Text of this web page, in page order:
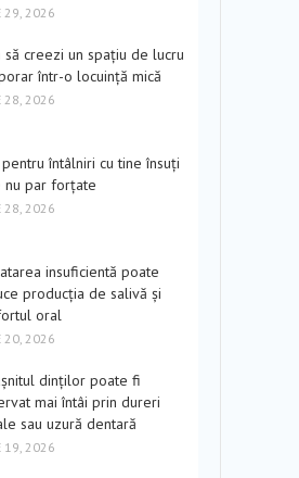
29, 2026
să creezi un spațiu de lucru
într-o locuință mică
28, 2026
întâlniri cu tine însuți
nu par forțate
28, 2026
insuficientă poate
producția de salivă și
oral
20, 2026
dinților poate fi
mai întâi prin dureri
sau uzură dentară
19, 2026